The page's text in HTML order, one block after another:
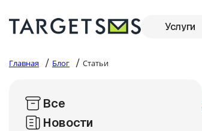
Услуги
Главная / Блог / Статьи
Все
Новости